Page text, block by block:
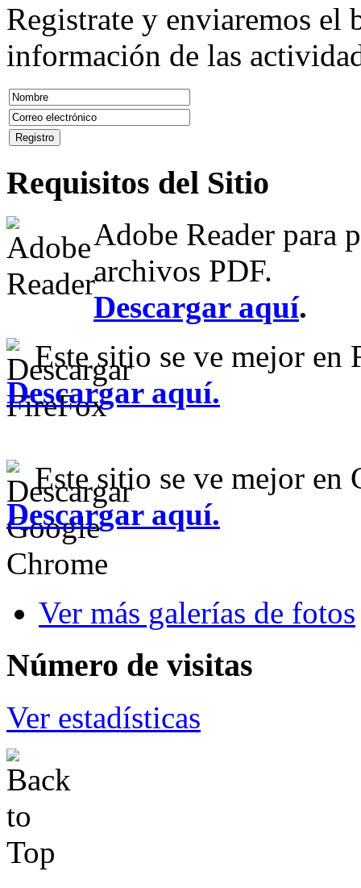
Registrate y enviaremos el
información de las
Requisitos del Sitio
Adobe Reader para
archivos PDF.
Descargar aquí.
Este sitio se ve mejor en
Descargar aquí.
Este sitio se ve mejor en
Descargar aquí.
Ver más galerías de fotos
Número de visitas
Ver estadísticas